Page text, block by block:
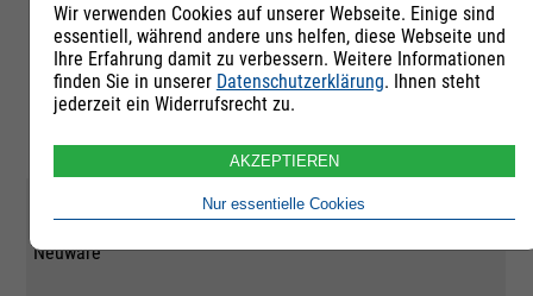
260194
Rohstoffgruppe
Neuware
Wir verwenden Cookies auf unserer Webseite. Einige sind
essentiell, während andere uns helfen, diese Webseite und
Ihre Erfahrung damit zu verbessern. Weitere Informationen
finden Sie in unserer Datenschutzerklärung. Ihnen steht
jederzeit ein Widerrufsrecht zu.
AKZEPTIEREN
Nur essentielle Cookies